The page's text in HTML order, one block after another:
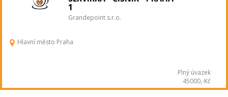
1
Grandepoint s.r.o.
Hlavní město Praha
Plný úvazek
45000,-Kč